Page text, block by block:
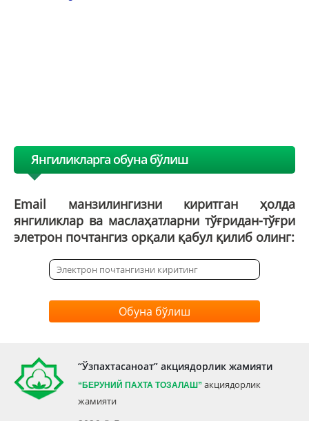
Янгиликларга обуна бўлиш
Email манзилингизни киритган ҳолда
янгиликлар ва маслаҳатларни тўғридан-тўғри
элетрон почтангиз орқали қабул қилиб олинг:
Обуна бўлиш
“Ўзпахтасаноат” акциядорлик жамияти
“БЕРУНИЙ ПАХТА ТОЗАЛАШ” акциядорлик
жамияти